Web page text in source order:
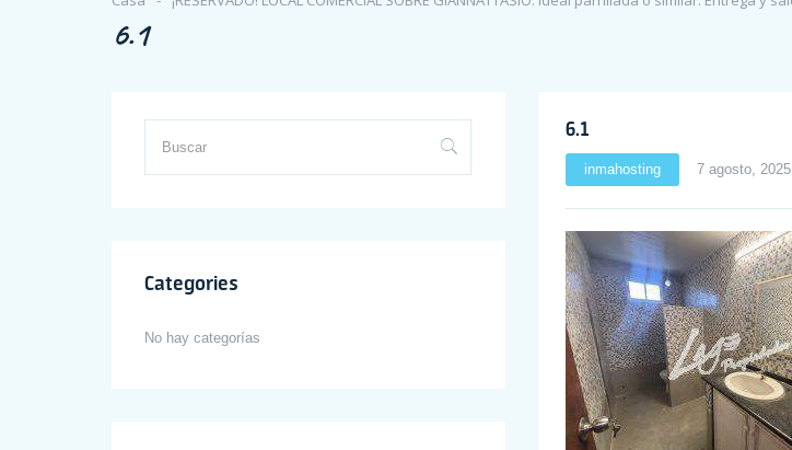
6.1
6.1
inmahosting 7 agosto, 2025
Categories
No hay categorías